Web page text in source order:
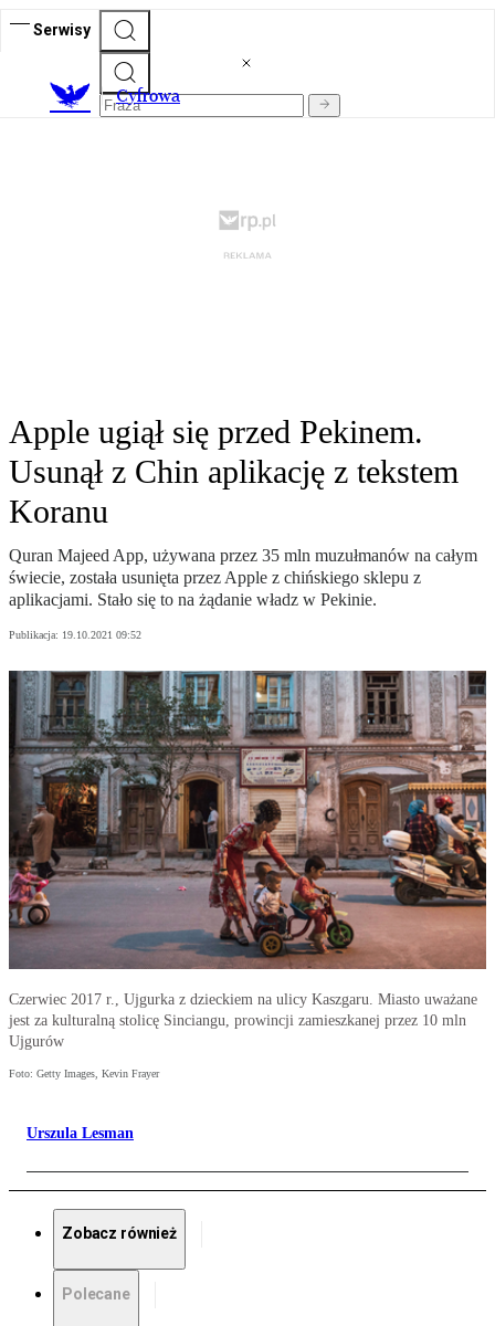
Serwisy
Cyfrowa
Apple ugiął się przed Pekinem.
Usunął z Chin aplikację z tekstem
Koranu
Quran Majeed App, używana przez 35 mln muzułmanów na całym
świecie, została usunięta przez Apple z chińskiego sklepu z
aplikacjami. Stało się to na żądanie władz w Pekinie.
Publikacja: 19.10.2021 09:52
Czerwiec 2017 r., Ujgurka z dzieckiem na ulicy Kaszgaru. Miasto uważane
jest za kulturalną stolicę Sinciangu, prowincji zamieszkanej przez 10 mln
Ujgurów
Foto: Getty Images, Kevin Frayer
Urszula Lesman
Zobacz również
Polecane